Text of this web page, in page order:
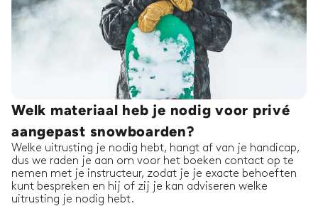
Welk materiaal heb je nodig voor privé
aangepast snowboarden?
Welke uitrusting je nodig hebt, hangt af van je handicap,
dus we raden je aan om voor het boeken contact op te
nemen met je instructeur, zodat je je exacte behoeften
kunt bespreken en hij of zij je kan adviseren welke
uitrusting je nodig hebt.